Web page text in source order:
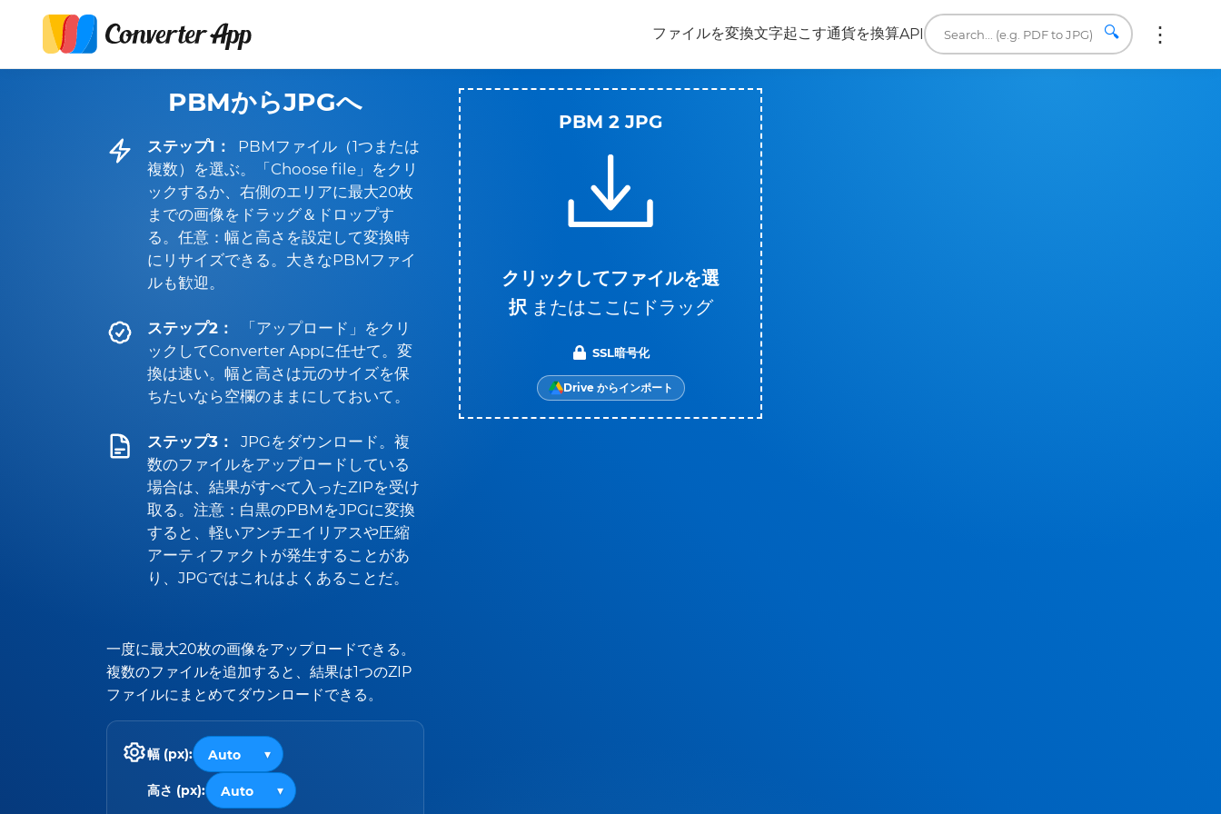
ファイルを変換文字起こす通貨を換算API 🔍
PBMからJPGへ
ステップ1：
PBMファイル（1つまたは
複数）を選ぶ。「Choose file」をクリ
ックするか、右側のエリアに最大20枚
までの画像をドラッグ＆ドロップす
る。任意：幅と高さを設定して変換時
にリサイズできる。大きなPBMファイ
ルも歓迎。
ステップ2：
「アップロード」をクリ
ックしてConverter Appに任せて。変
換は速い。幅と高さは元のサイズを保
ちたいなら空欄のままにしておいて。
ステップ3：
JPGをダウンロード。複
数のファイルをアップロードしている
場合は、結果がすべて入ったZIPを受け
取る。注意：白黒のPBMをJPGに変換
すると、軽いアンチエイリアスや圧縮
アーティファクトが発生することがあ
り、JPGではこれはよくあることだ。
一度に最大20枚の画像をアップロードできる。
複数のファイルを追加すると、結果は1つのZIP
ファイルにまとめてダウンロードできる。
幅 (px):
高さ (px):
PBM 2 JPG
クリックしてファイルを選
択 またはここにドラッグ
SSL暗号化
Drive からインポート